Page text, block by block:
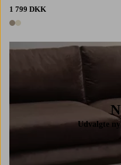
1 799 DKK
2 farver
Udvalgte